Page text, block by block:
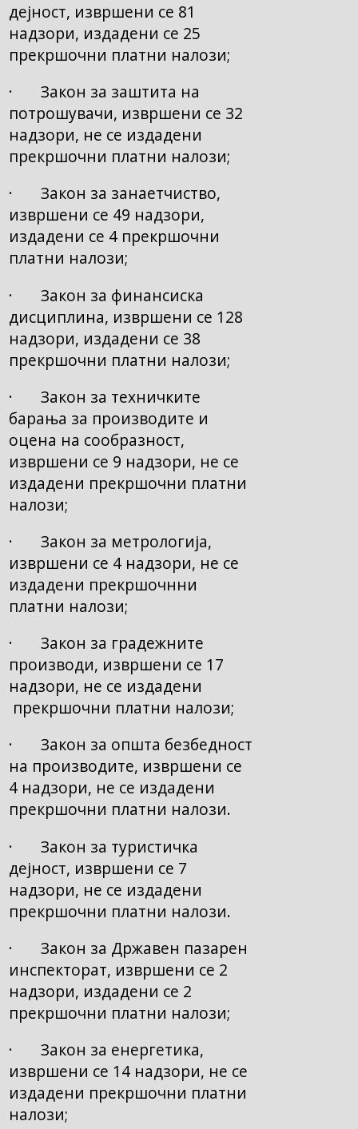
дејност, извршени се 81
надзори, издадени се 25
прекршочни платни налози;
· Закон за заштита на
потрошувачи, извршени се 32
надзори, не се издадени
прекршочни платни налози;
· Закон за занаетчиство,
извршени се 49 надзори,
издадени се 4 прекршочни
платни налози;
· Закон за финансиска
дисциплина, извршени се 128
надзори, издадени се 38
прекршочни платни налози;
· Закон за техничките
барања за производите и
оцена на сообразност,
извршени се 9 надзори, не се
издадени прекршочни платни
налози;
· Закон за метрологија,
извршени се 4 надзори, не се
издадени прекршочнни
платни налози;
· Закон за градежните
производи, извршени се 17
надзори, не се издадени
прекршочни платни налози;
· Закон за општа безбедност
на производите, извршени се
4 надзори, не се издадени
прекршочни платни налози.
· Закон за туристичка
дејност, извршени се 7
надзори, не се издадени
прекршочни платни налози.
· Закон за Државен пазарен
инспекторат, извршени се 2
надзори, издадени се 2
прекршочни платни налози;
· Закон за енергетика,
извршени се 14 надзори, не се
издадени прекршочни платни
налози;